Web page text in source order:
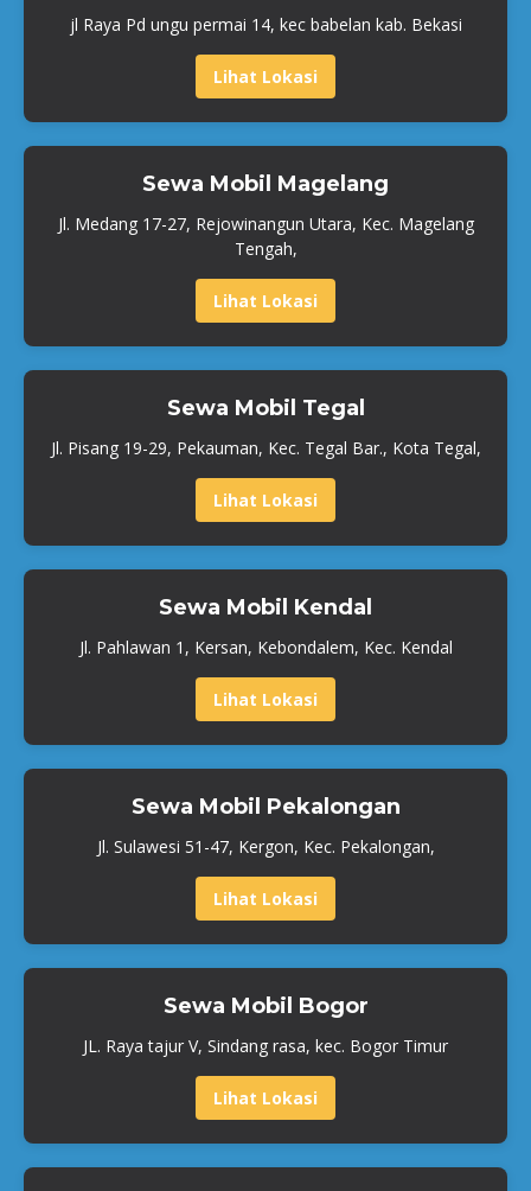
jl Raya Pd ungu permai 14, kec babelan kab. Bekasi
Lihat Lokasi
Sewa Mobil Magelang
Jl. Medang 17-27, Rejowinangun Utara, Kec. Magelang
Tengah,
Lihat Lokasi
Sewa Mobil Tegal
Jl. Pisang 19-29, Pekauman, Kec. Tegal Bar., Kota Tegal,
Lihat Lokasi
Sewa Mobil Kendal
Jl. Pahlawan 1, Kersan, Kebondalem, Kec. Kendal
Lihat Lokasi
Sewa Mobil Pekalongan
Jl. Sulawesi 51-47, Kergon, Kec. Pekalongan,
Lihat Lokasi
Sewa Mobil Bogor
JL. Raya tajur V, Sindang rasa, kec. Bogor Timur
Lihat Lokasi